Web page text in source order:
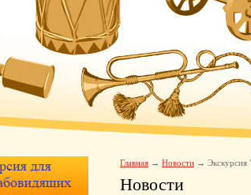
Главная Новости
Новости